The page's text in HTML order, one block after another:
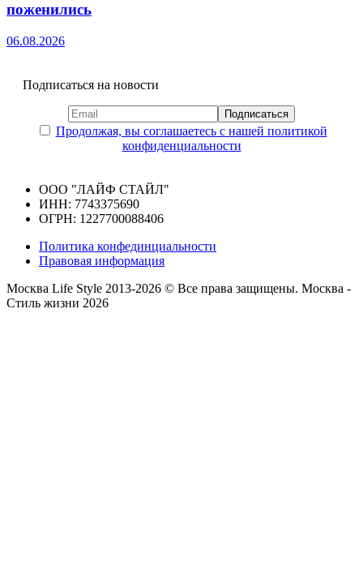
поженились
06.08.2026
Подписаться на новости
Продолжая, вы соглашаетесь с нашей политикой
конфиденциальности
ООО "ЛАЙФ СТАЙЛ"
ИНН: 7743375690
ОГРН: 1227700088406
Политика конфединциальности
Правовая информация
Москва Life Style 2013-2026 © Все права защищены. Москва -
Стиль жизни 2026